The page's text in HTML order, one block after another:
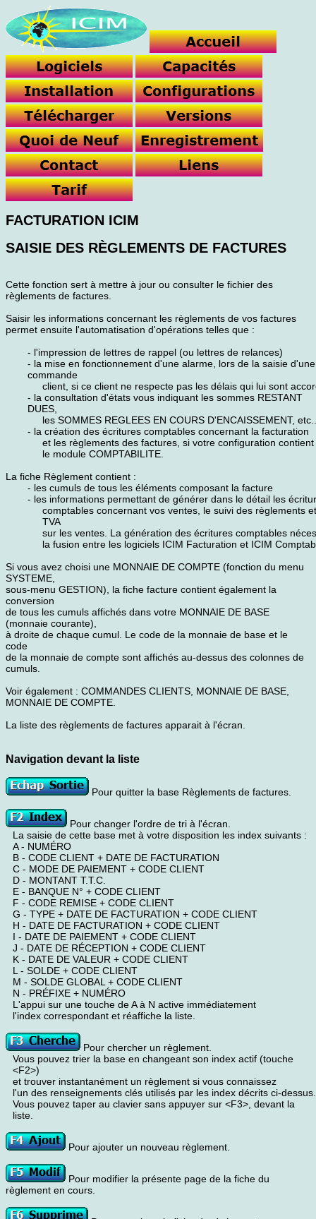
FACTURATION ICIM
SAISIE DES RÈGLEMENTS DE FACTURES
Cette fonction sert à mettre à jour ou consulter le fichier des
règlements de factures.
Saisir les informations concernant les règlements de vos factures
permet ensuite l'automatisation d'opérations telles que :
- l'impression de lettres de rappel (ou lettres de relances)
- la mise en fonctionnement d'une alarme, lors de la saisie d'une
commande
client, si ce client ne respecte pas les délais qui lui sont
- la consultation d'états vous indiquant les sommes RESTANT
DUES,
les SOMMES REGLEES EN COURS D'ENCAISSEMENT,
- la création des écritures comptables concernant la facturation
et les règlements des factures, si votre configuration contient
le module COMPTABILITE.
La fiche Règlement contient :
- les cumuls de tous les éléments composant la facture
- les informations permettant de générer dans le détail les
comptables concernant vos ventes, le suivi des règlements
TVA
sur les ventes. La génération des écritures comptables
la fusion entre les logiciels ICIM Facturation et ICIM
Si vous avez choisi une MONNAIE DE COMPTE (fonction du menu
SYSTEME,
sous-menu GESTION), la fiche facture contient également la
conversion
de tous les cumuls affichés dans votre MONNAIE DE BASE
(monnaie courante),
à droite de chaque cumul. Le code de la monnaie de base et le
code
de la monnaie de compte sont affichés au-dessus des colonnes de
cumuls.
Voir également : COMMANDES CLIENTS, MONNAIE DE BASE,
MONNAIE DE COMPTE.
La liste des règlements de factures apparait à l'écran.
Navigation devant la liste
Pour quitter la base Règlements de factures.
Pour changer l'ordre de tri à l'écran.
La saisie de cette base met à votre disposition les index suivants :
A - NUMÉRO
B - CODE CLIENT + DATE DE FACTURATION
C - MODE DE PAIEMENT + CODE CLIENT
D - MONTANT T.T.C.
E - BANQUE N° + CODE CLIENT
F - CODE REMISE + CODE CLIENT
G - TYPE + DATE DE FACTURATION + CODE CLIENT
H - DATE DE FACTURATION + CODE CLIENT
I - DATE DE PAIEMENT + CODE CLIENT
J - DATE DE RÉCEPTION + CODE CLIENT
K - DATE DE VALEUR + CODE CLIENT
L - SOLDE + CODE CLIENT
M - SOLDE GLOBAL + CODE CLIENT
N - PRÉFIXE + NUMÉRO
L'appui sur une touche de A à N active immédiatement
l'index correspondant et réaffiche la liste.
Pour chercher un règlement.
Vous pouvez trier la base en changeant son index actif (touche
<F2>)
et trouver instantanément un règlement si vous connaissez
l'un des renseignements clés utilisés par les index décrits ci-dessus.
Vous pouvez taper au clavier sans appuyer sur <F3>, devant la
liste.
Pour ajouter un nouveau règlement.
Pour modifier la présente page de la fiche du
règlement en cours.